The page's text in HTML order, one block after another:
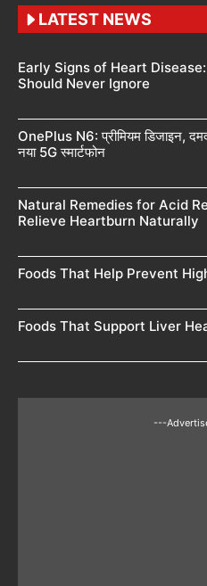
LATEST NEWS
Early Signs of Heart
Should Never Ignore
OnePlus N6: प्रीमियम डिजाइन,
नया 5G स्मार्टफोन
Natural Remedies for Acid
Relieve Heartburn Naturally
Foods That Help Prevent
Foods That Support Liver
---